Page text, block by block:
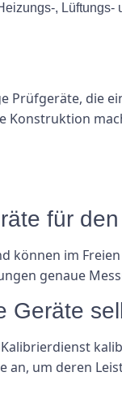
, Lüftungs-
Prüfgeräte, die
für
können im
genaue
Geräte
um deren